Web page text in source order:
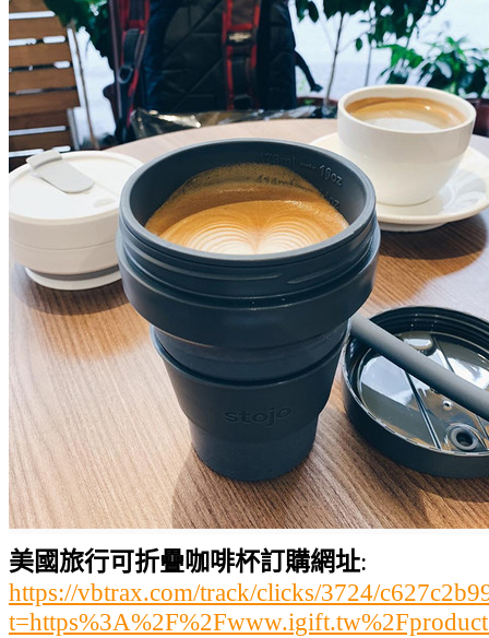
美國旅行可折疊咖啡杯訂購網址:
https://vbtrax.com/track/clicks/3724/